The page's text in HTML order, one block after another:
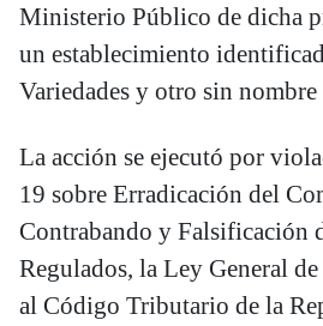
Ministerio Público de dicha
un establecimiento
Variedades y otro sin
La acción se ejecutó por
19 sobre Erradicación del
Contrabando y Falsificación
Regulados, la Ley General
al Código Tributario de la